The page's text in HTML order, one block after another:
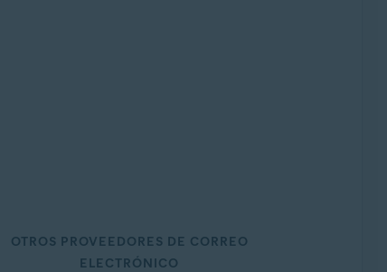
OTROS PROVEEDORES DE CORREO
ELECTRÓNICO